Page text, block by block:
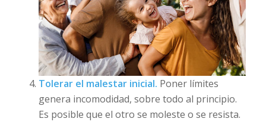
Tolerar el malestar inicial. Poner límites
genera incomodidad, sobre todo al principio.
Es posible que el otro se moleste o se resista.